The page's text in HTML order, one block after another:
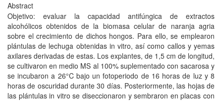
Abstract
Objetivo: evaluar la capacidad antifúngica de extractos
alcohólicos obtenidos de la biomasa celular de naranja agria
sobre el crecimiento de dichos hongos. Para ello, se emplearon
plántulas de lechuga obtenidas in vitro, así como callos y yemas
axilares derivadas de estas. Los explantes, de 1,5 cm de longitud,
se cultivaron en medio MS al 100% suplementado con sacarosa y
se incubaron a 26°C bajo un fotoperiodo de 16 horas de luz y 8
horas de oscuridad durante 30 días. Posteriormente, las hojas de
las plántulas in vitro se diseccionaron y sembraron en placas con